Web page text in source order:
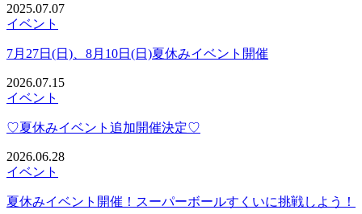
2025.07.07
イベント
7月27日(日)、8月10日(日)夏休みイベント開催
2026.07.15
イベント
♡夏休みイベント追加開催決定♡
2026.06.28
イベント
夏休みイベント開催！スーパーボールすくいに挑戦しよう！